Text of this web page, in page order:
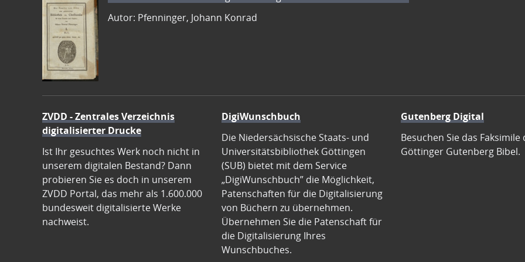
Autor: Pfenninger, Johann Konrad
ZVDD - Zentrales Verzeichnis
digitalisierter Drucke
Ist Ihr gesuchtes Werk noch nicht in
unserem digitalen Bestand? Dann
probieren Sie es doch in unserem
ZVDD Portal, das mehr als 1.600.000
bundesweit digitalisierte Werke
nachweist.
DigiWunschbuch
Die Niedersächsische Staats- und
Universitätsbibliothek Göttingen
(SUB) bietet mit dem Service
„DigiWunschbuch” die Möglichkeit,
Patenschaften für die Digitalisierung
von Büchern zu übernehmen.
Übernehmen Sie die Patenschaft für
die Digitalisierung Ihres
Wunschbuches.
Gutenberg Digital
Besuchen Sie das Faksimile
Göttinger Gutenberg Bibel.